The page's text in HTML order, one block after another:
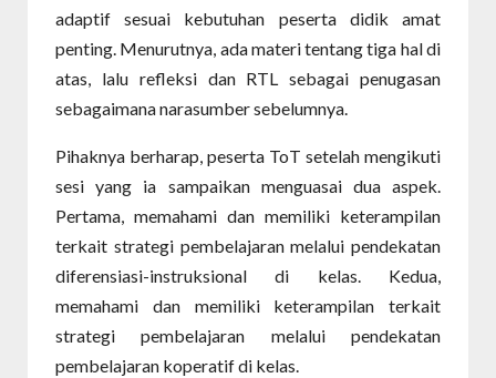
adaptif sesuai kebutuhan peserta didik amat
penting. Menurutnya, ada materi tentang tiga hal di
atas, lalu refleksi dan RTL sebagai penugasan
sebagaimana narasumber sebelumnya.
Pihaknya berharap, peserta ToT setelah mengikuti
sesi yang ia sampaikan menguasai dua aspek.
Pertama, memahami dan memiliki keterampilan
terkait strategi pembelajaran melalui pendekatan
diferensiasi-instruksional di kelas. Kedua,
memahami dan memiliki keterampilan terkait
strategi pembelajaran melalui pendekatan
pembelajaran koperatif di kelas.